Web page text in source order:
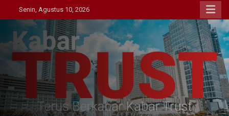
to
content
Senin, Agustus 10, 2026